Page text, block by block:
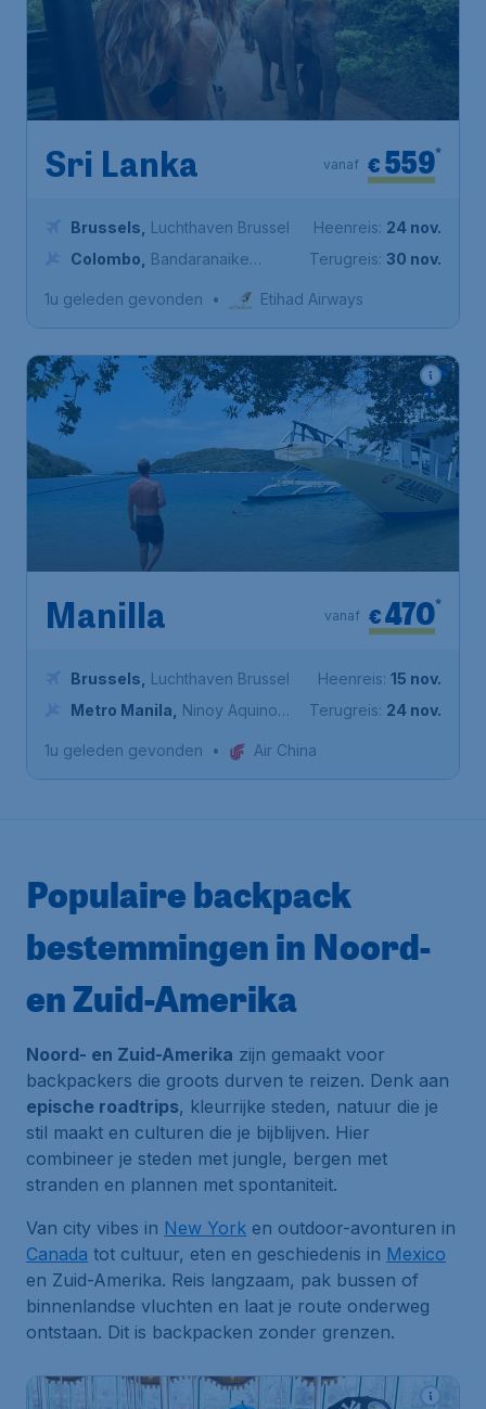
Sri Lanka € 559*
vanaf
Brussels
Luchthaven Brussel
Colombo
Bandaranaike
Heenreis: 24 nov.
Terugreis: 30 nov.
1u geleden gevonden • Etihad Airways
Manilla €470*
vanaf
Brussels
Luchthaven Brussel
Metro Manila
Ninoy Aquino
Heenreis: 15 nov.
Terugreis: 24 nov.
1u geleden gevonden • Air China
Populaire backpack
bestemmingen in Noord-
en Zuid-Amerika
Noord- en Zuid-Amerika zijn gemaakt voor
backpackers die groots durven te reizen. Denk aan
epische roadtrips, kleurrijke steden, natuur die je
stil maakt en culturen die je bijblijven. Hier
combineer je steden met jungle, bergen met
stranden en plannen met spontaniteit.
Van city vibes in New York en outdoor-avonturen in
Canada tot cultuur, eten en geschiedenis in Mexico
en Zuid-Amerika. Reis langzaam, pak bussen of
binnenlandse vluchten en laat je route onderweg
ontstaan. Dit is backpacken zonder grenzen.